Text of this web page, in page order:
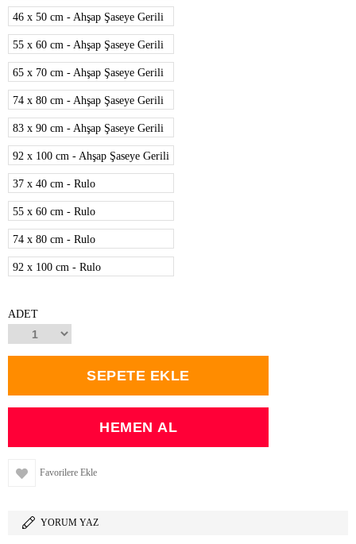
46 x 50 cm - Ahşap Şaseye Gerili
55 x 60 cm - Ahşap Şaseye Gerili
65 x 70 cm - Ahşap Şaseye Gerili
74 x 80 cm - Ahşap Şaseye Gerili
83 x 90 cm - Ahşap Şaseye Gerili
92 x 100 cm - Ahşap Şaseye Gerili
37 x 40 cm - Rulo
55 x 60 cm - Rulo
74 x 80 cm - Rulo
92 x 100 cm - Rulo
ADET
Favorilere Ekle
YORUM YAZ